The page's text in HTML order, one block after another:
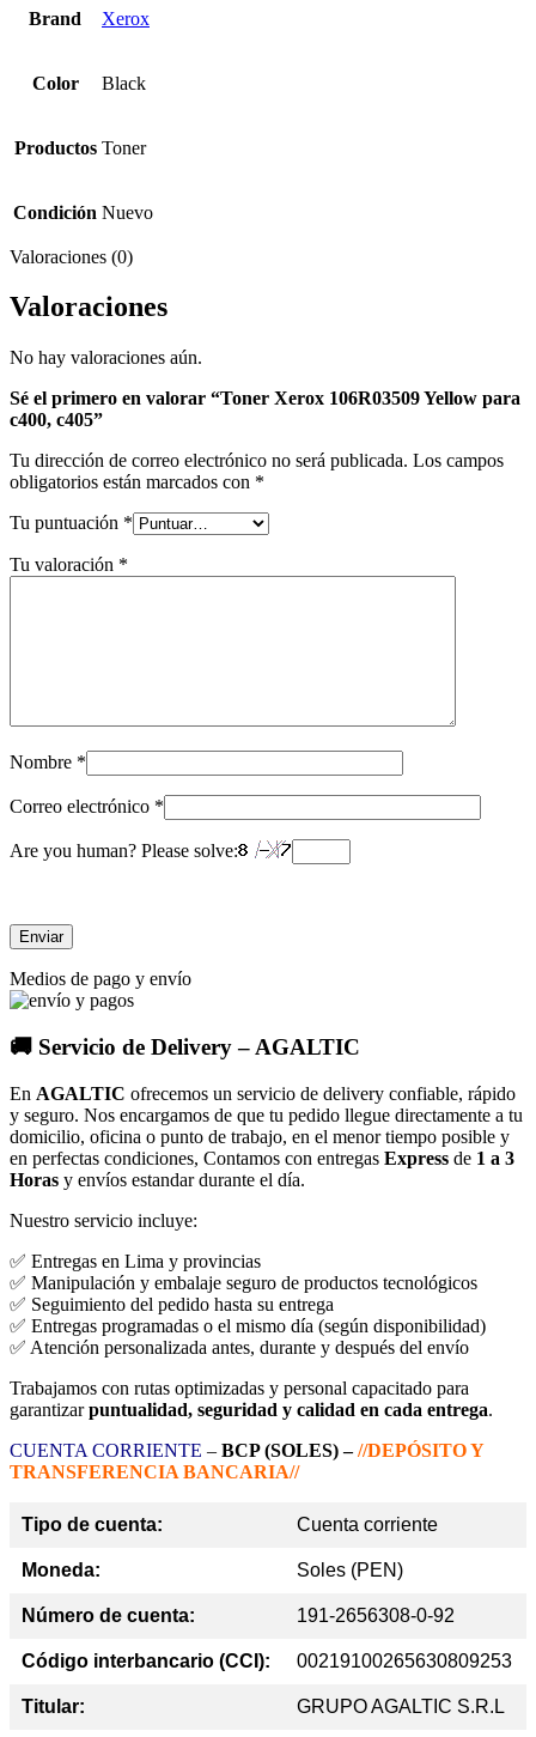
Brand Xerox
Color Black
Productos Toner
Condición Nuevo
Valoraciones (0)
Valoraciones
No hay valoraciones aún.
Sé el primero en valorar “Toner Xerox 106R03509 Yellow para
c400, c405”
Tu dirección de correo electrónico no será publicada. Los campos
obligatorios están marcados con *
Tu puntuación *
Tu valoración *
Nombre *
Correo electrónico *
Are you human? Please solve:
Medios de pago y envío
🚚 Servicio de Delivery – AGALTIC
En AGALTIC ofrecemos un servicio de delivery confiable, rápido
y seguro. Nos encargamos de que tu pedido llegue directamente a tu
domicilio, oficina o punto de trabajo, en el menor tiempo posible y
en perfectas condiciones, Contamos con entregas Express de 1 a 3
Horas y envíos estandar durante el día.
Nuestro servicio incluye:
✅ Entregas en Lima y provincias
✅ Manipulación y embalaje seguro de productos tecnológicos
✅ Seguimiento del pedido hasta su entrega
✅ Entregas programadas o el mismo día (según disponibilidad)
✅ Atención personalizada antes, durante y después del envío
Trabajamos con rutas optimizadas y personal capacitado para
garantizarpuntualidad, seguridad y calidad en cada entrega.
CUENTA CORRIENTE – BCP (SOLES) –//DEPÓSITO Y
TRANSFERENCIA BANCARIA//
Tipo de cuenta: Cuenta corriente
Moneda: Soles (PEN)
Número de cuenta: 191-2656308-0-92
Código interbancario (CCI): 00219100265630809253
Titular: GRUPO AGALTIC S.R.L